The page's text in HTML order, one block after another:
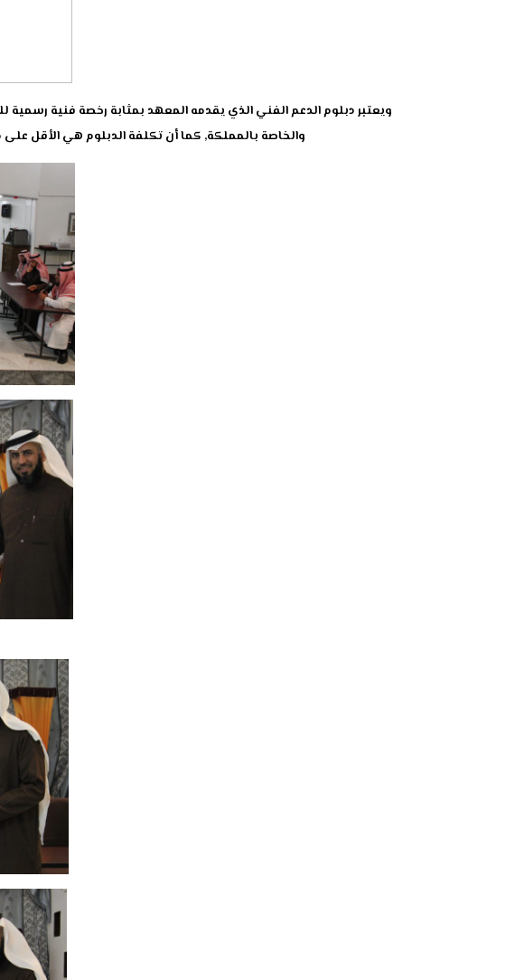
ويعتبر دبلوم الدعم الفني الذي يقدمه المعهد بمثابة رخصة فنية
والخاصة بالمملكة, كما أن تكلفة الدبلوم هي الأقل